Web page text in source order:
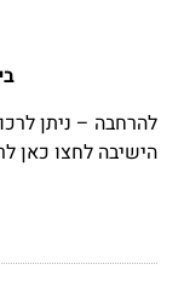
להרחבה – ניתן
הישיבה לחצו כאן